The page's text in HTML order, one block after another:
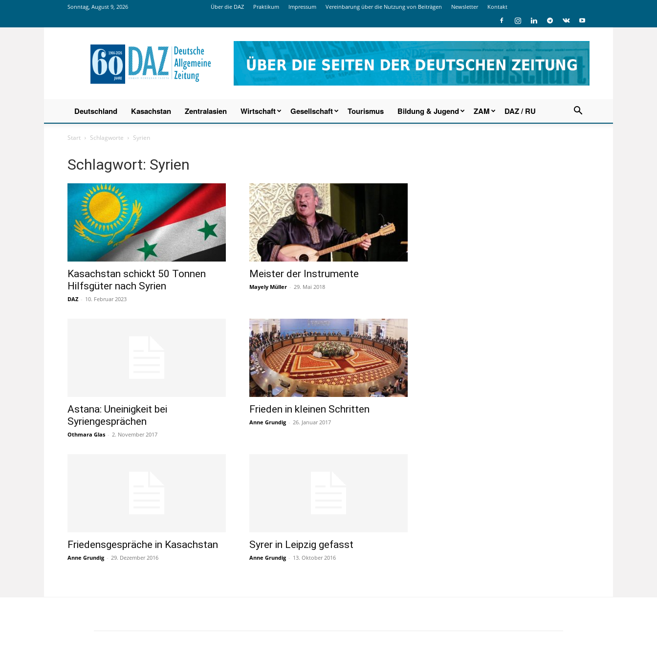
Sonntag, August 9, 2026 Über die DAZ Praktikum Impressum Vereinbarung über die Nutzung von Beiträgen Newsletter Kontakt
Deutsche
Allgemeine
Zeitung
Deutschland Kasachstan Zentralasien Wirtschaft Gesellschaft Tourismus Bildung & Jugend ZAM DAZ / RU
Start Schlagworte Syrien
Schlagwort: Syrien
Kasachstan schickt 50 Tonnen
Hilfsgüter nach Syrien
DAZ - 10. Februar 2023
Meister der Instrumente
Mayely Müller - 29. Mai 2018
Astana: Uneinigkeit bei
Syriengesprächen
Othmara Glas - 2. November 2017
Frieden in kleinen Schritten
Anne Grundig - 26. Januar 2017
Friedensgespräche in Kasachstan
Anne Grundig - 29. Dezember 2016
Syrer in Leipzig gefasst
Anne Grundig - 13. Oktober 2016